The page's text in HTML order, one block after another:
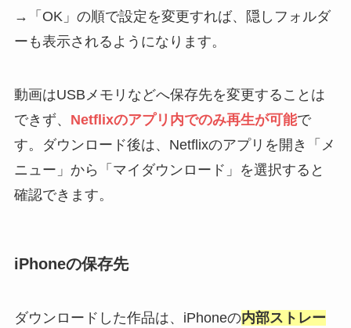
→「OK」の順で設定を変更すれば、隠しフォルダ
ーも表示されるようになります。
動画はUSBメモリなどへ保存先を変更することは
できず、 Netflixのアプリ内でのみ再生が可能で
す。ダウンロード後は、Netflixのアプリを開き「メ
ニュー」から「マイダウンロード」を選択すると
確認できます。
iPhoneの保存先
ダウンロードした作品は、iPhoneの内部ストレー